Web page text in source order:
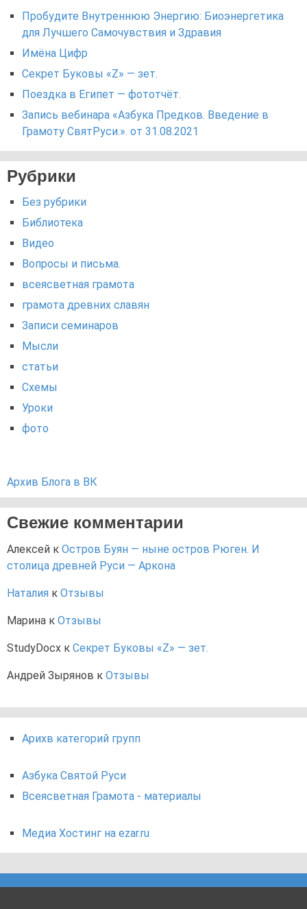
Пробудите Внутреннюю Энергию: Биоэнергетика
для Лучшего Самочувствия и Здравия
Имёна Цифр
Секрет Буковы «Z» — зет.
Поездка в Египет — фототчёт.
Запись вебинара «Азбука Предков. Введение в
Грамоту СвятРуси.». от 31.08.2021
Рубрики
Без рубрики
Библиотека
Видео
Вопросы и письма.
всеясветная грамота
грамота древних славян
Записи семинаров
Мысли
статьи
Схемы
Уроки
фото
Архив Блога в ВК
Свежие комментарии
Алексей к Остров Буян — ныне остров Рюген. И
столица древней Руси — Аркона
Наталия к Отзывы
Марина к Отзывы
StudyDocx к Секрет Буковы «Z» — зет.
Андрей Зырянов к Отзывы
Арихв категорий групп
Азбука Святой Руси
Всеясветная Грамота - материалы
Медиа Хостинг на ezar.ru